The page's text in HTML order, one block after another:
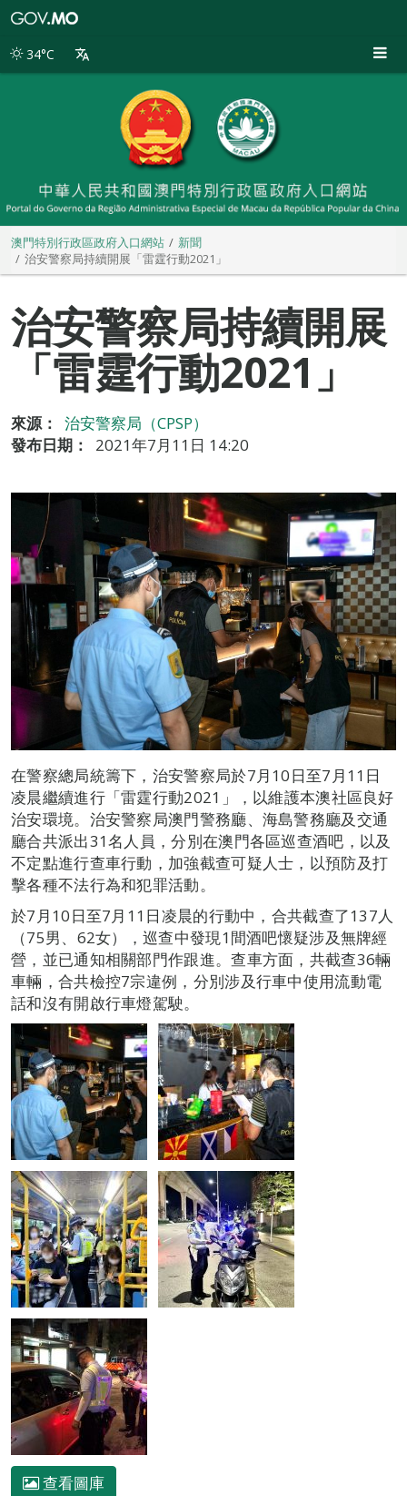
別
34°C
澳門特別行政區政府入口網站
新聞
治安警察局持續開展「雷霆行動2021」
治安警察局持續開展
「雷霆行動2021」
來源：
治安警察局（CPSP）
發布日期：
2021年7月11日 14:20
在警察總局統籌下，治安警察局於7月10日至7月11日
凌晨繼續進行「雷霆行動2021」，以維護本澳社區良好
治安環境。治安警察局澳門警務廳、海島警務廳及交通
廳合共派出31名人員，分別在澳門各區巡查酒吧，以及
不定點進行查車行動，加強截查可疑人士，以預防及打
擊各種不法行為和犯罪活動。
於7月10日至7月11日凌晨的行動中，合共截查了137人
（75男、62女），巡查中發現1間酒吧懷疑涉及無牌經
營，並已通知相關部門作跟進。查車方面，共截查36輛
車輛，合共檢控7宗違例，分別涉及行車中使用流動電
話和沒有開啟行車燈駕駛。
查看圖庫